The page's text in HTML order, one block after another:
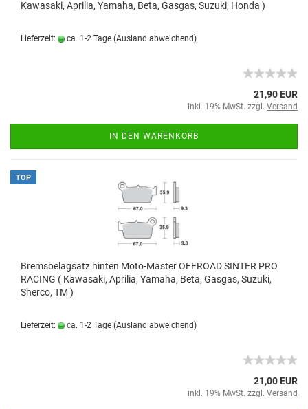
Kawasaki, Aprilia, Yamaha, Beta, Gasgas, Suzuki, Honda )
Lieferzeit: ca. 1-2 Tage (Ausland abweichend)
21,90 EUR
inkl. 19% MwSt. zzgl. Versand
IN DEN WARENKORB
TOP
Bremsbelagsatz hinten Moto-Master OFFROAD SINTER PRO
RACING ( Kawasaki, Aprilia, Yamaha, Beta, Gasgas, Suzuki,
Sherco, TM )
Lieferzeit: ca. 1-2 Tage (Ausland abweichend)
21,00 EUR
inkl. 19% MwSt. zzgl. Versand